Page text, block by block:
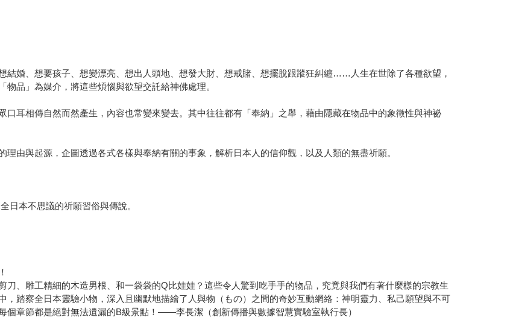
結婚、想要孩子、想變漂亮、想出人頭地、想發大財、想戒賭、想擺脫跟蹤狂糾纏……人生在世除了各種欲望，
品」為媒介，將這些煩惱與欲望交託給神佛處理。
口耳相傳自然而然產生，內容也常變來變去。其中往往都有「奉納」之舉，藉由隱藏在物品中的象徵性與神祕
由與起源，企圖透過各式各樣與奉納有關的事象，解析日本人的信仰觀，以及人類的無盡祈願。
日本不思議的祈願習俗與傳說。
、雕工精細的木造男根、和一袋袋的Q比娃娃？這些令人驚到吃手手的物品，究竟與我們有著什麼樣的宗教生
踏察全日本靈驗小物，深入且幽默地描繪了人與物（もの）之間的奇妙互動網絡：神明靈力、私己願望與不可
個章節都是絕對無法遺漏的B級景點！——李長潔（創新傳播與數據智慧實驗室執行長）